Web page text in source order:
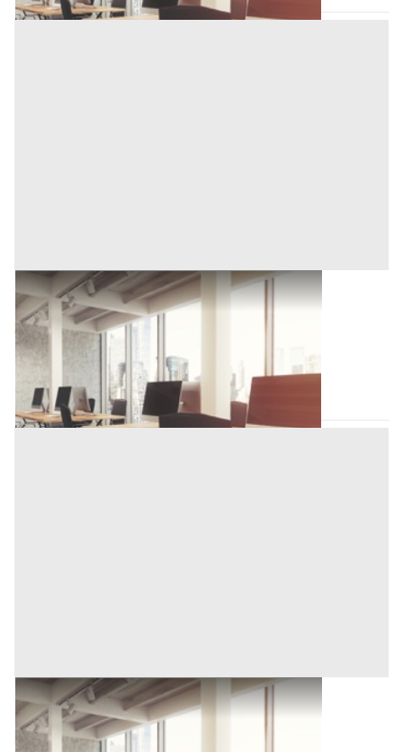
Magazzino all'asta a Novara
Novara
Offerta minima
66.937,50 € 89.250 €
Codice asta: AV349115
Asta chiusa
Ufficio all'asta a Novara
Offerta minima
85.500 € 114.000 €